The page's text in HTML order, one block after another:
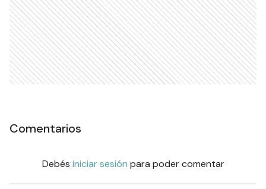
Comentarios
Debés iniciar sesión para poder comentar